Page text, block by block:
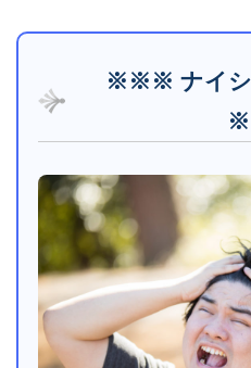
※※※ ナイシ